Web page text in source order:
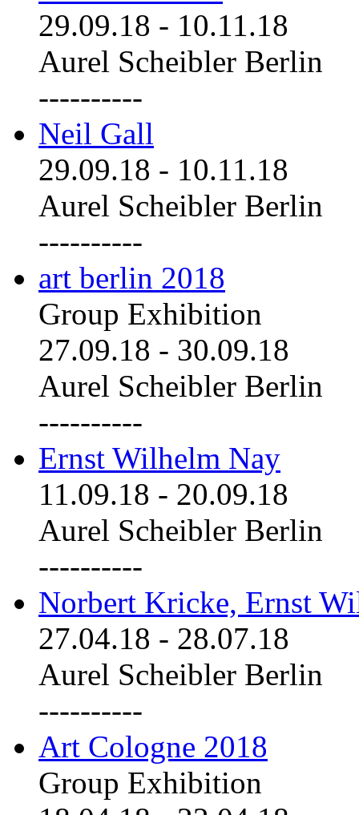
29.09.18 - 10.11.18
Aurel Scheibler Berlin
----------
Neil Gall
29.09.18 - 10.11.18
Aurel Scheibler Berlin
----------
art berlin 2018
Group Exhibition
27.09.18 - 30.09.18
Aurel Scheibler Berlin
----------
Ernst Wilhelm Nay
11.09.18 - 20.09.18
Aurel Scheibler Berlin
----------
Norbert Kricke, Ernst
27.04.18 - 28.07.18
Aurel Scheibler Berlin
----------
Art Cologne 2018
Group Exhibition